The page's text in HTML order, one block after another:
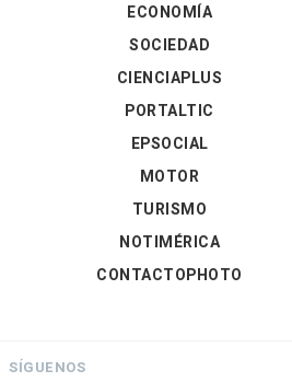
ECONOMÍA
SOCIEDAD
CIENCIAPLUS
PORTALTIC
EPSOCIAL
MOTOR
TURISMO
NOTIMÉRICA
CONTACTOPHOTO
SÍGUENOS